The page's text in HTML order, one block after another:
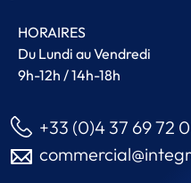
HORAIRES
Du Lundi au Vendredi
9h-12h / 14h-18h
+33 (0)4 37 69 72